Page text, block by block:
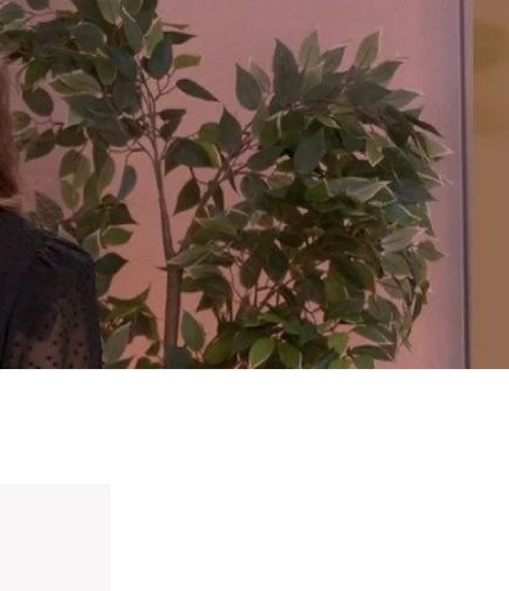
en aanbod door de
de barrières en gedrag in kaart te
hoe?